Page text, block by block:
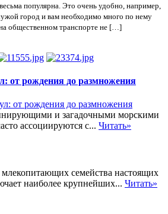
популярна. Это очень удобно, например,
город и вам необходимо много по нему
на общественном транспорте не […]
от рождения до размножения
и загадочными морскими
ассоциируются с... Читать»
семейства настоящих
наиболее крупнейших... Читать»